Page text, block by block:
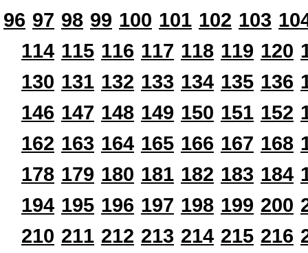
96 97 98 99 100 101 102 103
114 115 116 117 118 119 120
130 131 132 133 134 135 136
146 147 148 149 150 151 152
162 163 164 165 166 167 168
178 179 180 181 182 183 184
194 195 196 197 198 199 200
210 211 212 213 214 215 216